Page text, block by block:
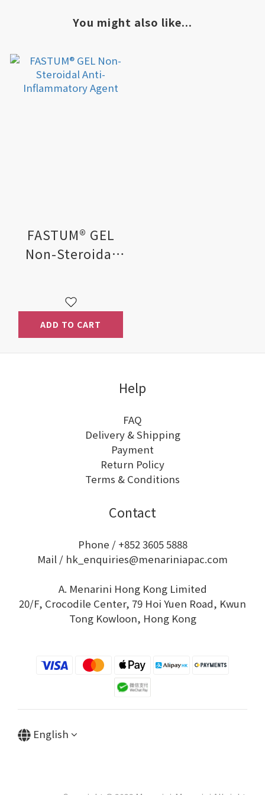
You might also like...
FASTUM® GEL
Non-Steroidal
Agent
ADD TO CART
Help
FAQ
Delivery & Shipping
Payment
Return Policy
Terms & Conditions
Contact
Phone / +852 3605 5888
Mail / hk_enquiries@menariniapac.com
A. Menarini Hong Kong Limited
20/F, Crocodile Center, 79 Hoi Yuen Road, Kwun
Tong Kowloon, Hong Kong
English